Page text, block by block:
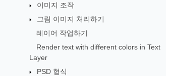
이미지 조작
그림 이미지 처리하기
레이어 작업하기
Render text with different colors in Text
Layer
PSD 형식